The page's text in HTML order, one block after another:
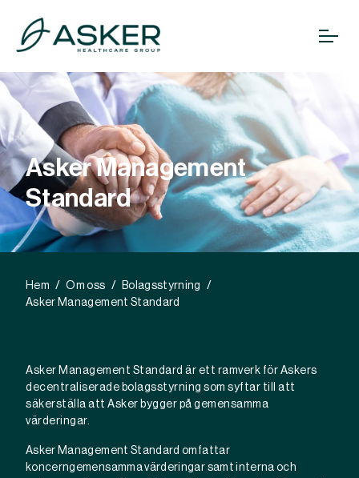
Asker Management
Standard
Hem Om oss
Bolagsstyrning
Asker Management Standard
Asker Management Standard är ett ramverk för Askers
decentraliserade bolagsstyrning som syftar till att
säkerställa att Asker bygger på gemensamma
värderingar.
Asker Management Standard omfattar
koncerngemensamma värderingar samt interna och